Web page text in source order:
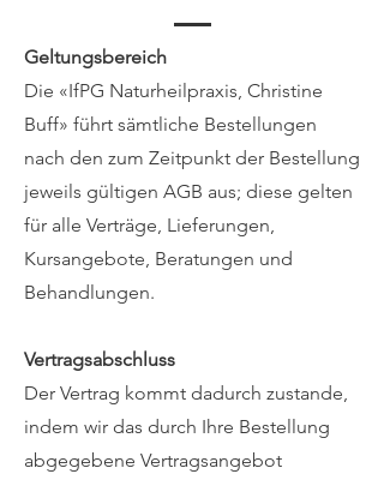
Geltungsbereich
Die «IfPG Naturheilpraxis, Christine
Buff» führt sämtliche Bestellungen
nach den zum Zeitpunkt der Bestellung
jeweils gültigen AGB aus; diese gelten
für alle Verträge, Lieferungen,
Kursangebote, Beratungen und
Behandlungen.
Vertragsabschluss
Der Vertrag kommt dadurch zustande,
indem wir das durch Ihre Bestellung
abgegebene Vertragsangebot